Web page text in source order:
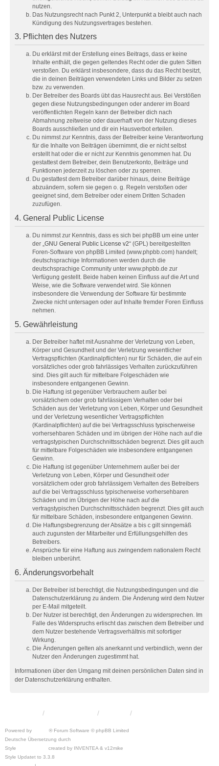
nutzen.
Das Nutzungsrecht nach Punkt 2, Unterpunkt a bleibt auch nach
Kündigung des Nutzungsvertrages bestehen.
3. Pflichten des Nutzers
Du erklärst mit der Erstellung eines Beitrags, dass er keine
Inhalte enthält, die gegen geltendes Recht oder die guten Sitten
verstoßen. Du erklärst insbesondere, dass du das Recht besitzt,
die in deinen Beiträgen verwendeten Links und Bilder zu setzen
bzw. zu verwenden.
Der Betreiber des Boards übt das Hausrecht aus. Bei Verstößen
gegen diese Nutzungsbedingungen oder anderer im Board
veröffentlichten Regeln kann der Betreiber dich nach
Abmahnung zeitweise oder dauerhaft von der Nutzung dieses
Boards ausschließen und dir ein Hausverbot erteilen.
Du nimmst zur Kenntnis, dass der Betreiber keine Verantwortung
für die Inhalte von Beiträgen übernimmt, die er nicht selbst
erstellt hat oder die er nicht zur Kenntnis genommen hat. Du
gestattest dem Betreiber, dein Benutzerkonto, Beiträge und
Funktionen jederzeit zu löschen oder zu sperren.
Du gestattest dem Betreiber darüber hinaus, deine Beiträge
abzuändern, sofern sie gegen o. g. Regeln verstoßen oder
geeignet sind, dem Betreiber oder einem Dritten Schaden
zuzufügen.
4. General Public License
Du nimmst zur Kenntnis, dass es sich bei phpBB um eine unter
der „GNU General Public License v2“ (GPL) bereitgestellten
Foren-Software von phpBB Limited (www.phpbb.com) handelt;
deutschsprachige Informationen werden durch die
deutschsprachige Community unter www.phpbb.de zur
Verfügung gestellt. Beide haben keinen Einfluss auf die Art und
Weise, wie die Software verwendet wird. Sie können
insbesondere die Verwendung der Software für bestimmte
Zwecke nicht untersagen oder auf Inhalte fremder Foren Einfluss
nehmen.
5. Gewährleistung
Der Betreiber haftet mit Ausnahme der Verletzung von Leben,
Körper und Gesundheit und der Verletzung wesentlicher
Vertragspflichten (Kardinalpflichten) nur für Schäden, die auf ein
vorsätzliches oder grob fahrlässiges Verhalten zurückzuführen
sind. Dies gilt auch für mittelbare Folgeschäden wie
insbesondere entgangenen Gewinn.
Die Haftung ist gegenüber Verbrauchern außer bei
vorsätzlichem oder grob fahrlässigem Verhalten oder bei
Schäden aus der Verletzung von Leben, Körper und Gesundheit
und der Verletzung wesentlicher Vertragspflichten
(Kardinalpflichten) auf die bei Vertragsschluss typischerweise
vorhersehbaren Schäden und im übrigen der Höhe nach auf die
vertragstypischen Durchschnittsschäden begrenzt. Dies gilt auch
für mittelbare Folgeschäden wie insbesondere entgangenen
Gewinn.
Die Haftung ist gegenüber Unternehmern außer bei der
Verletzung von Leben, Körper und Gesundheit oder
vorsätzlichem oder grob fahrlässigem Verhalten des Betreibers
auf die bei Vertragsschluss typischerweise vorhersehbaren
Schäden und im Übrigen der Höhe nach auf die
vertragstypischen Durchschnittsschäden begrenzt. Dies gilt auch
für mittelbare Schäden, insbesondere entgangenen Gewinn.
Die Haftungsbegrenzung der Absätze a bis c gilt sinngemäß
auch zugunsten der Mitarbeiter und Erfüllungsgehilfen des
Betreibers.
Ansprüche für eine Haftung aus zwingendem nationalem Recht
bleiben unberührt.
6. Änderungsvorbehalt
Der Betreiber ist berechtigt, die Nutzungsbedingungen und die
Datenschutzerklärung zu ändern. Die Änderung wird dem Nutzer
per E-Mail mitgeteilt.
Der Nutzer ist berechtigt, den Änderungen zu widersprechen. Im
Falle des Widerspruchs erlischt das zwischen dem Betreiber und
dem Nutzer bestehende Vertragsverhältnis mit sofortiger
Wirkung.
Die Änderungen gelten als anerkannt und verbindlich, wenn der
Nutzer den Änderungen zugestimmt hat.
Informationen über den Umgang mit deinen persönlichen Daten sind in
der Datenschutzerklärung enthalten.
Powered by
® Forum Software © phpBB Limited
Deutsche Übersetzung durch
Style
created by INVENTEA & v12mike
Style Updatet to 3.3.8